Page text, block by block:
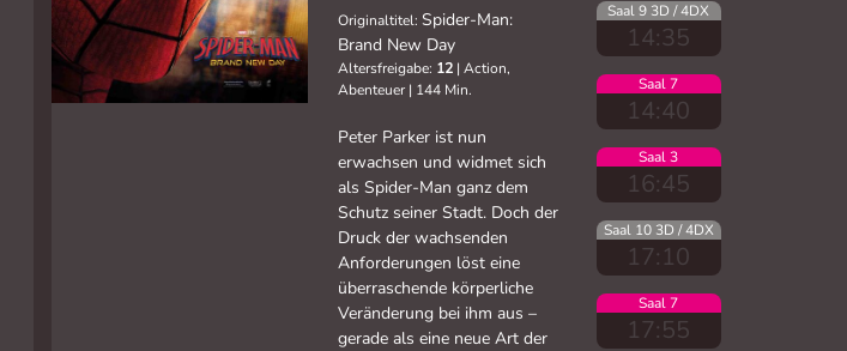
Originaltitel: Spider-Man:
Brand New Day
Altersfreigabe: 12| Action,
Abenteuer | 144 Min.
Peter Parker ist nun
erwachsen und widmet sich
als Spider-Man ganz dem
Schutz seiner Stadt. Doch der
Druck der wachsenden
Anforderungen löst eine
überraschende körperliche
Veränderung bei ihm aus –
gerade als eine neue Art der
Saal 9 3D / 4DX
14:35
Saal 7
14:40
Saal 3
16:45
Saal 10 3D / 4DX
17:10
Saal 7
17:55